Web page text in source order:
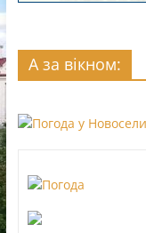
А за вікном: